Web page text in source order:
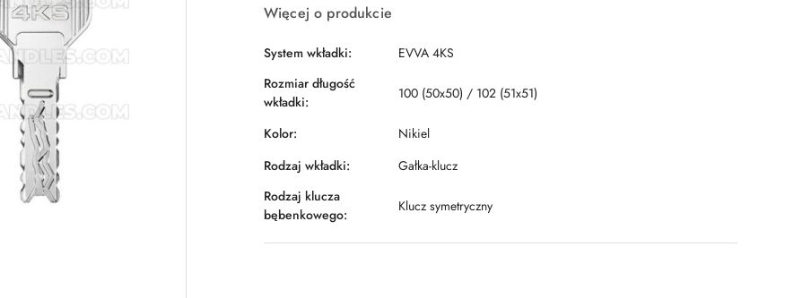
Więcej o produkcie
System wkładki:
EVVA 4KS
Rozmiar długość
wkładki:
100 (50x50) / 102 (51x51)
Kolor:
Nikiel
Rodzaj wkładki:
Gałka-klucz
Rodzaj klucza
bębenkowego:
Klucz symetryczny